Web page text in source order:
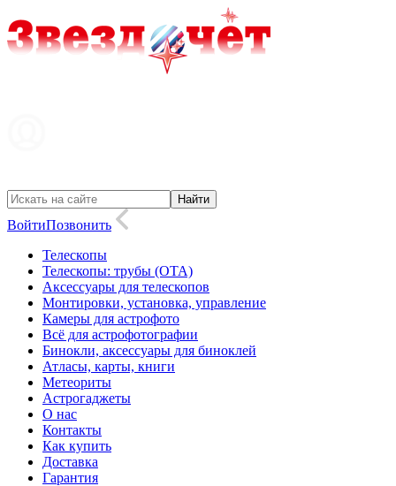
ВойтиПозвонить
Телескопы
Телескопы: трубы (OTA)
Аксессуары для телескопов
Монтировки, установка, управление
Камеры для астрофото
Всё для астрофотографии
Бинокли, аксессуары для биноклей
Атласы, карты, книги
Метеориты
Астрогаджеты
О нас
Контакты
Как купить
Доставка
Гарантия